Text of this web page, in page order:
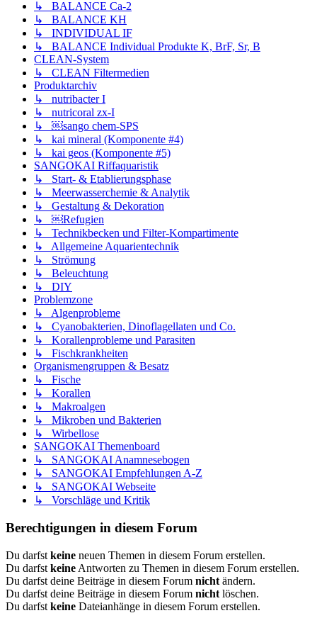
↳ BALANCE Ca-2
↳ BALANCE KH
↳ INDIVIDUAL IF
↳ BALANCE Individual Produkte K, BrF, Sr, B
CLEAN-System
↳ CLEAN Filtermedien
Produktarchiv
↳ nutribacter I
↳ nutricoral zx-I
↳ ￼sango chem-SPS
↳ kai mineral (Komponente #4)
↳ kai geos (Komponente #5)
SANGOKAI Riffaquaristik
↳ Start- & Etablierungsphase
↳ Meerwasserchemie & Analytik
↳ Gestaltung & Dekoration
↳ ￼Refugien
↳ Technikbecken und Filter-Kompartimente
↳ Allgemeine Aquarientechnik
↳ Strömung
↳ Beleuchtung
↳ DIY
Problemzone
↳ Algenprobleme
↳ Cyanobakterien, Dinoflagellaten und Co.
↳ Korallenprobleme und Parasiten
↳ Fischkrankheiten
Organismengruppen & Besatz
↳ Fische
↳ Korallen
↳ Makroalgen
↳ Mikroben und Bakterien
↳ Wirbellose
SANGOKAI Themenboard
↳ SANGOKAI Anamnesebogen
↳ SANGOKAI Empfehlungen A-Z
↳ SANGOKAI Webseite
↳ Vorschläge und Kritik
Berechtigungen in diesem Forum
Du darfst keine neuen Themen in diesem Forum erstellen.
Du darfst keine Antworten zu Themen in diesem Forum erstellen.
Du darfst deine Beiträge in diesem Forum nicht ändern.
Du darfst deine Beiträge in diesem Forum nicht löschen.
Du darfst keine Dateianhänge in diesem Forum erstellen.